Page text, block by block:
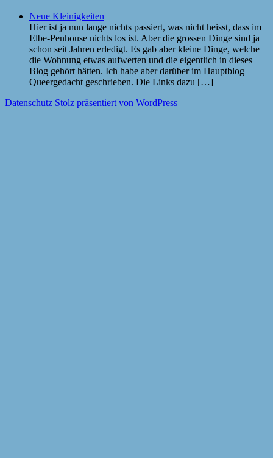
Neue Kleinigkeiten
Hier ist ja nun lange nichts passiert, was nicht heisst, dass im
Elbe-Penhouse nichts los ist. Aber die grossen Dinge sind ja
schon seit Jahren erledigt. Es gab aber kleine Dinge, welche
die Wohnung etwas aufwerten und die eigentlich in dieses
Blog gehört hätten. Ich habe aber darüber im Hauptblog
Queergedacht geschrieben. Die Links dazu […]
Datenschutz Stolz präsentiert von WordPress